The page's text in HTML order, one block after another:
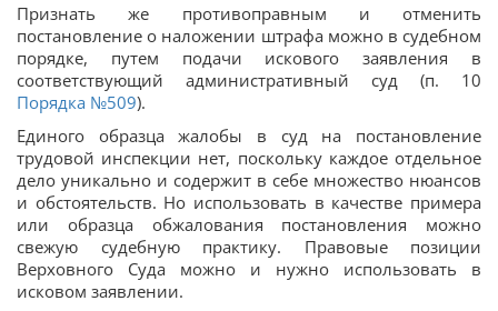
Признать же противоправным и отменить
постановление о наложении штрафа можно в судебном
порядке, путем подачи искового заявления в
соответствующий административный суд (п. 10
Порядка №509).
Единого образца жалобы в суд на постановление
трудовой инспекции нет, поскольку каждое отдельное
дело уникально и содержит в себе множество нюансов
и обстоятельств. Но использовать в качестве примера
или образца обжалования постановления можно
свежую судебную практику. Правовые позиции
Верховного Суда можно и нужно использовать в
исковом заявлении.